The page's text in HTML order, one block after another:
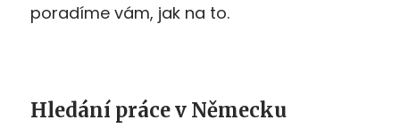
poradíme vám, jak na to.
Hledání práce v Německu